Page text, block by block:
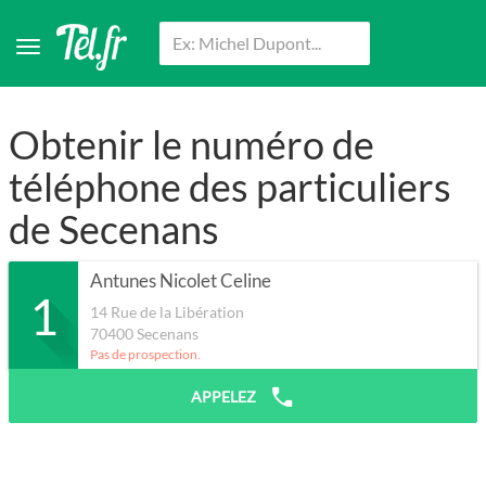
Obtenir le numéro de
téléphone des particuliers
de Secenans
1
Antunes Nicolet Celine
14 Rue de la Libération
70400Secenans
Pas de prospection.
APPELEZ